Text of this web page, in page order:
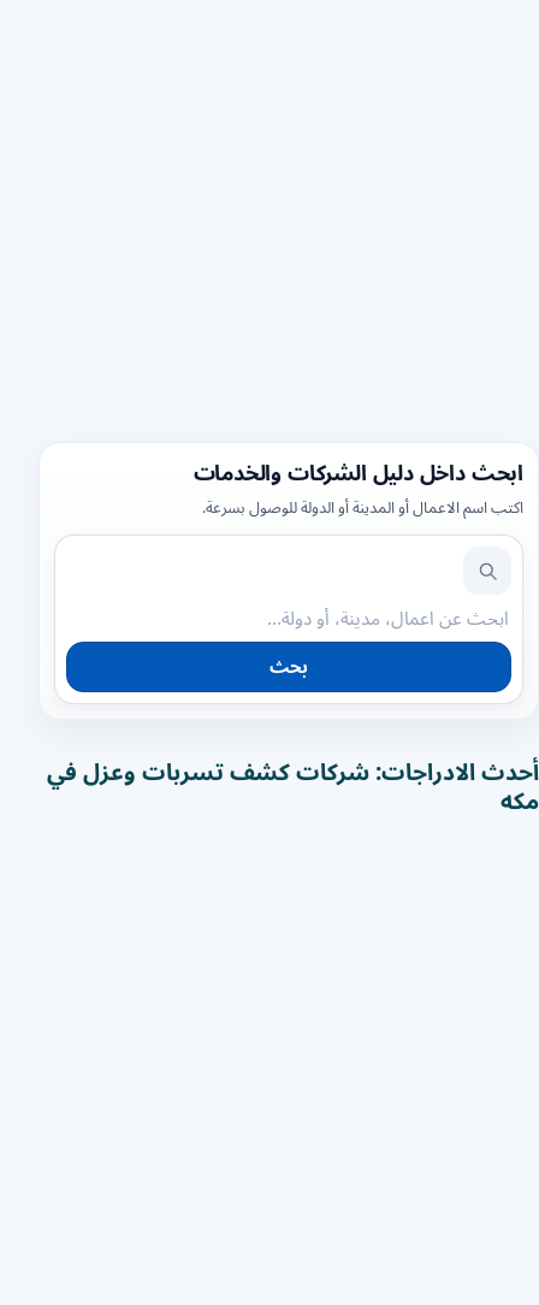
ابحث داخل دليل الشركات والخدمات
اكتب اسم الاعمال أو المدينة أو الدولة للوصول بسرعة.
بحث
أحدث الادراجات: شركات كشف تسربات وعزل في
مكه